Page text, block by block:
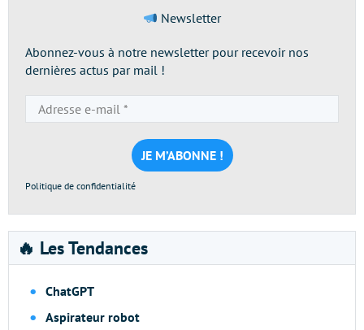
Newsletter
Abonnez-vous à notre newsletter pour recevoir nos
dernières actus par mail !
e-
mail
*
Politique de confidentialité
🔥 Les Tendances
ChatGPT
Aspirateur robot